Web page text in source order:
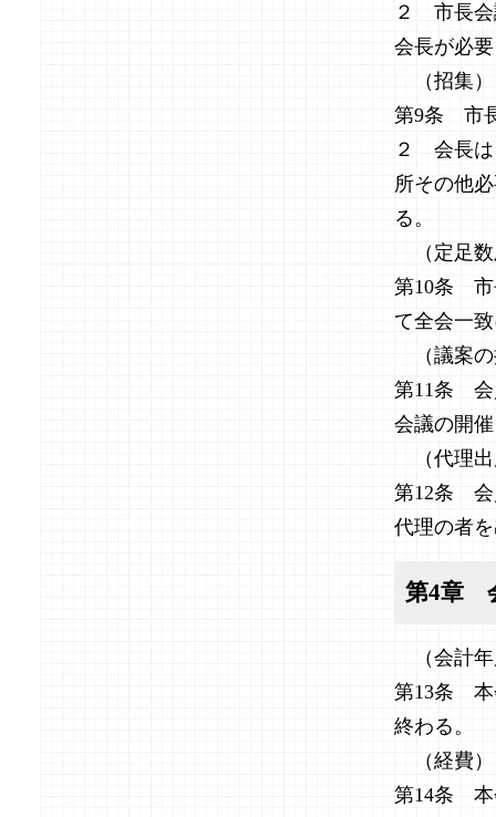
２ 市長会
会長が必
（招集）
第9条 市
２ 会長は
所その他
る。
（定足数
第10条 市
て全会一
（議案の
第11条 会
会議の開
（代理出
第12条 会
代理の者
第4章
（会計年
第13条 本
終わる。
（経費）
第14条 本